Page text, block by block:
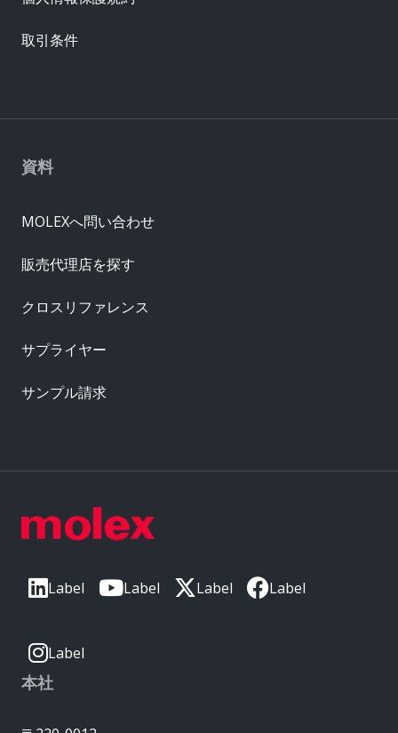
Label Label Label Label
Label
本社
資料
MOLEXへ問い合わせ
販売代理店を探す
クロスリファレンス
サプライヤー
サンプル請求
取引条件